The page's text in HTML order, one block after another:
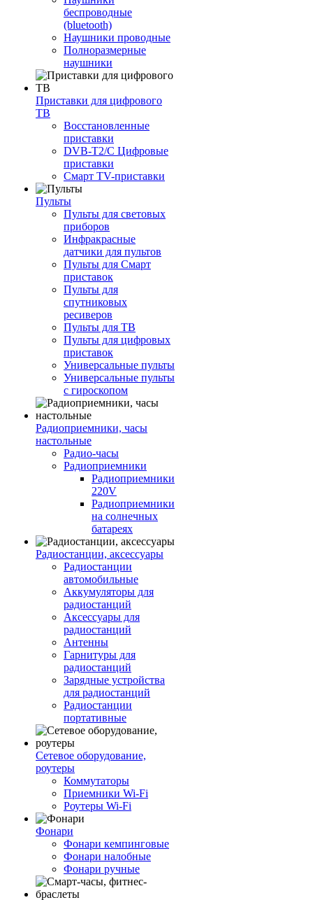
беспроводные
(bluetooth)
Наушники проводные
Полноразмерные
наушники
Приставки для цифрового
ТВ
Восстановленные
приставки
DVB-T2/C Цифровые
приставки
Смарт ТV-приставки
Пульты
Пульты для световых
приборов
Инфракрасные
датчики для пультов
Пульты для Смарт
приставок
Пульты для
спутниковых
ресиверов
Пульты для ТВ
Пульты для цифровых
приставок
Универсальные пульты
Универсальные пульты
с гироскопом
Радиоприемники, часы
настольные
Радио-часы
Радиоприемники
Радиоприемники
220V
Радиоприемники
на солнечных
батареях
Радиостанции, аксессуары
Радиостанции
автомобильные
Аккумуляторы для
радиостанций
Аксессуары для
радиостанций
Антенны
Гарнитуры для
радиостанций
Зарядные устройства
для радиостанций
Радиостанции
портативные
Сетевое оборудование,
роутеры
Коммутаторы
Приемники Wi-Fi
Роутеры Wi-Fi
Фонари
Фонари кемпинговые
Фонари налобные
Фонари ручные